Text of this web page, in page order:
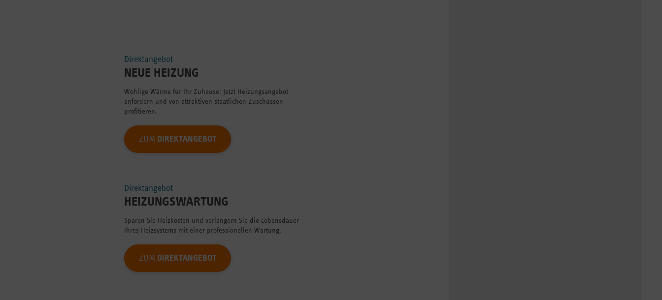
Direktangebot
NEUE HEIZUNG
Wohlige Wärme für Ihr Zuhause: Jetzt Heizungsangebot
anfordern und von attraktiven staatlichen Zuschüssen
profitieren.
ZUM DIREKTANGEBOT
Direktangebot
HEIZUNGSWARTUNG
Sparen Sie Heizkosten und verlängern Sie die Lebensdauer
Ihres Heizsystems mit einer professionellen Wartung.
ZUM DIREKTANGEBOT